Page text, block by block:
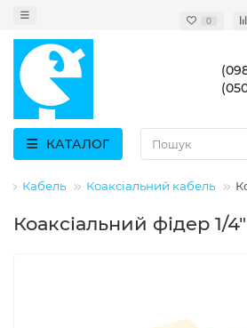
0
КАТАЛОГ
Кабель Коаксіальний кабель
Коаксіальний фідер 1/